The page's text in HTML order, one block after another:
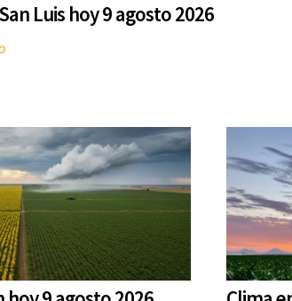
Luis hoy 9 agosto 2026